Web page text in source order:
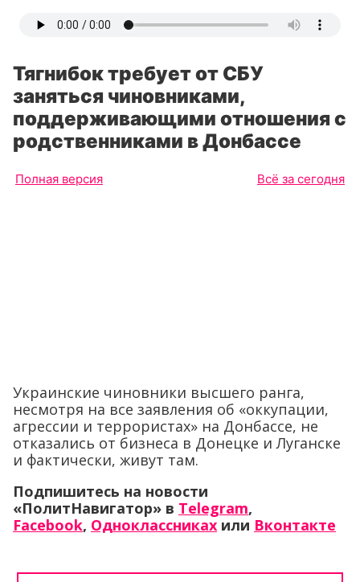
Тягнибок требует от СБУ
заняться чиновниками,
поддерживающими отношения с
родственниками в Донбассе
Полная версия Всё за сегодня
Украинские чиновники высшего ранга,
несмотря на все заявления об «оккупации,
агрессии и террористах» на Донбассе, не
отказались от бизнеса в Донецке и Луганске
и фактически, живут там.
Подпишитесь на новости
«ПолитНавигатор» в Telegram,
Facebook, Одноклассниках или Вконтакте